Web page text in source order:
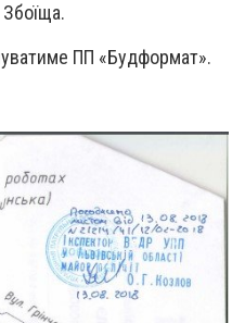
ПП «Будформат».